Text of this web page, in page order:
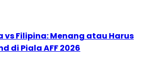
vs Filipina: Menang atau Harus
di Piala AFF 2026